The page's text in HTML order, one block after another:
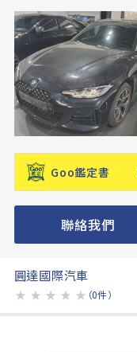
Goo鑑定書
聯絡我們
圓達國際汽車
★ ★ ★ ★ ★ （0件）